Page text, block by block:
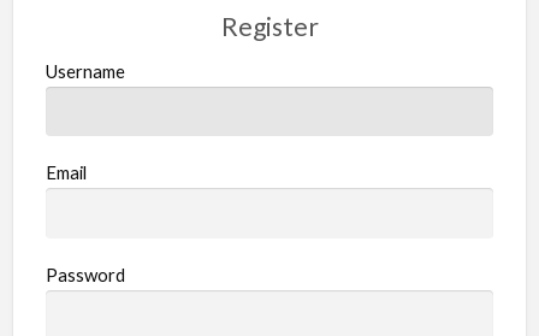
Register
Username
Email
Password